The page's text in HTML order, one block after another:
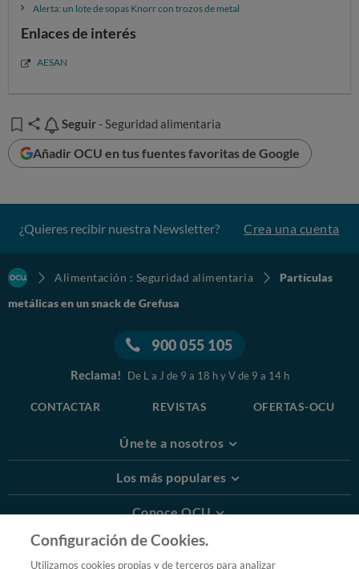
Alerta: un lote de sopas Knorr con trozos de metal
Enlaces de interés
AESAN
Seguir
Seguir - Seguridad alimentaria
Añadir OCU en tus fuentes favoritas de Google
¿Quieres recibir nuestra Newsletter? Crea una cuenta
Alimentación : Seguridad alimentaria
Partículas
metálicas en un snack de Grefusa
900 055 105
Reclama! De L a J de 9 a 18 h y V de 9 a 14 h
CONTACTAR REVISTAS OFERTAS-OCU
Únete a nosotros
Los más populares
Conoce OCU
Más Información
Configuración de Cookies.
Utilizamos cookies propias y de terceros para analizar